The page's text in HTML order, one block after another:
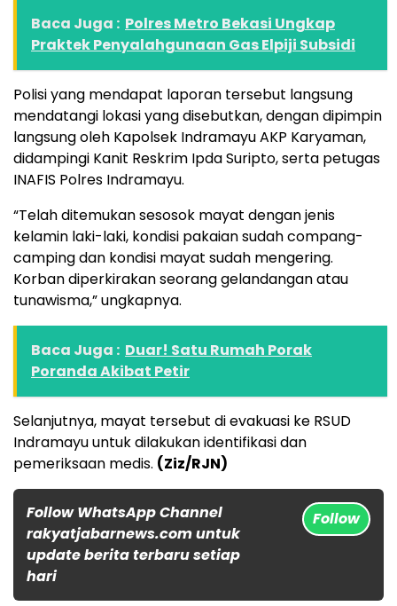
Baca Juga : Polres Metro Bekasi Ungkap
Praktek Penyalahgunaan Gas Elpiji Subsidi
Polisi yang mendapat laporan tersebut langsung
mendatangi lokasi yang disebutkan, dengan dipimpin
langsung oleh Kapolsek Indramayu AKP Karyaman,
didampingi Kanit Reskrim Ipda Suripto, serta petugas
INAFIS Polres Indramayu.
“Telah ditemukan sesosok mayat dengan jenis
kelamin laki-laki, kondisi pakaian sudah compang-
camping dan kondisi mayat sudah mengering.
Korban diperkirakan seorang gelandangan atau
tunawisma,” ungkapnya.
Baca Juga : Duar! Satu Rumah Porak
Poranda Akibat Petir
Selanjutnya, mayat tersebut di evakuasi ke RSUD
Indramayu untuk dilakukan identifikasi dan
pemeriksaan medis. (Ziz/RJN)
Follow WhatsApp Channel
rakyatjabarnews.com untuk
update berita terbaru setiap
hari
Follow